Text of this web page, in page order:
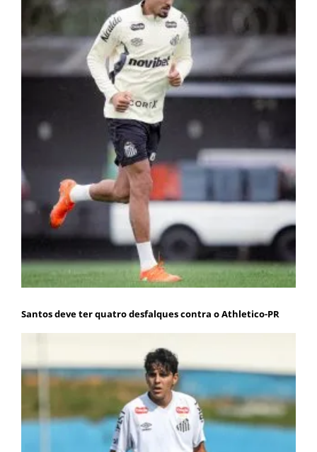
Santos deve ter quatro desfalques contra o Athletico-PR